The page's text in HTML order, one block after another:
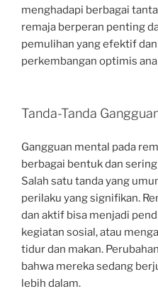
menghadapi berbagai
remaja berperan penting
pemulihan yang efektif
perkembangan optimis
Tanda-Tanda
Gangguan mental pada
berbagai bentuk dan
Salah satu tanda yang
perilaku yang signifikan.
dan aktif bisa menjadi
kegiatan sosial, atau
tidur dan makan.
bahwa mereka sedang
lebih dalam.